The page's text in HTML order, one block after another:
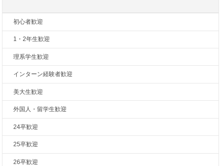
初心者歓迎
1・2年生歓迎
理系学生歓迎
インターン経験者歓迎
美大生歓迎
外国人・留学生歓迎
24卒歓迎
25卒歓迎
26卒歓迎